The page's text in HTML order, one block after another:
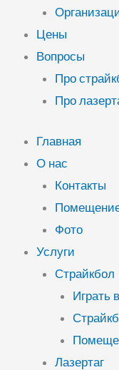
Цены
Вопросы
Про
Про
Главная
О нас
Контакты
Фото
Услуги
Страйкбол
Играть
Лазертаг